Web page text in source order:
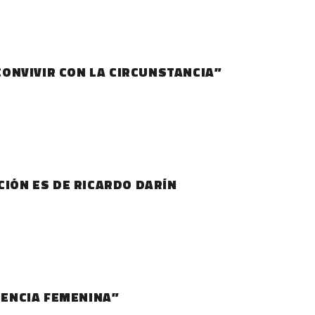
CON LA CIRCUNSTANCIA”
ES DE RICARDO DARÍN
FEMENINA”